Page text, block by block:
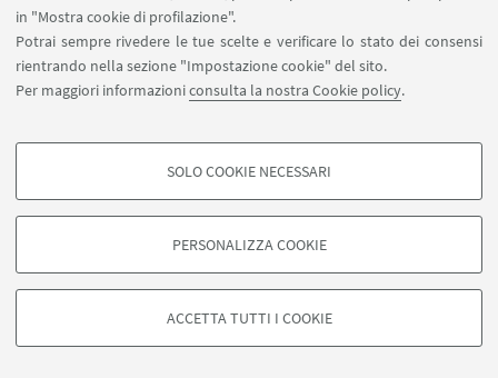
in "Mostra cookie di profilazione".
Potrai sempre rivedere le tue scelte e verificare lo stato dei consensi
rientrando nella sezione "Impostazione cookie" del sito.
Per maggiori informazioniconsulta la nostra Cookie policy.
COOKIE DI PROFILAZIONE - FACOLTATIVI
degli utenti, creare profili in base al loro comportamento sul sito, per analisi
di marketing.
Google/Youtube Video
SOLO COOKIE NECESSARI
PERSONALIZZA COOKIE
ACCETTA TUTTI I COOKIE
©Copyright 2026 - ALMA MATER STUDIORUM - Università di
Privacy- Note legali-Impostazioni Cookie